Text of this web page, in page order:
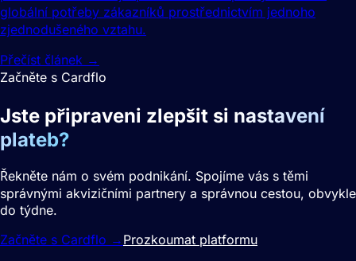
globální potřeby zákazníků prostřednictvím jednoho
zjednodušeného vztahu.
Přečíst článek →
Začněte s Cardflo
Jste připraveni zlepšit si nastavení
plateb?
Řekněte nám o svém podnikání. Spojíme vás s těmi
správnými akvizičními partnery a správnou cestou, obvykle
do týdne.
Začněte s Cardflo → Prozkoumat platformu